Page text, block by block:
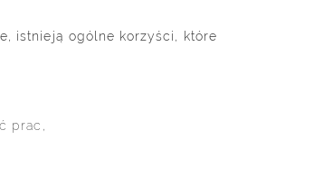
istnieją ogólne korzyści, które
prac,